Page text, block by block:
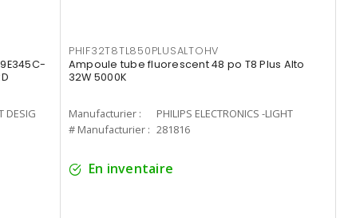
DESIG
PHIF32T8TL850PLUSALTOHV
Ampoule tube fluorescent 48 po T8 Plus Alto
32W 5000K
Manufacturier :
PHILIPS ELECTRONICS -LIGHT
# Manufacturier : 281816
En inventaire